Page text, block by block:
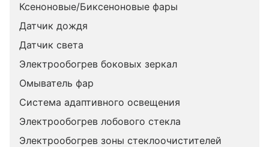
Ксеноновые/Биксеноновые фары
Датчик дождя
Датчик света
Электрообогрев боковых зеркал
Омыватель фар
Система адаптивного освещения
Электрообогрев лобового стекла
Электрообогрев зоны стеклоочистителей